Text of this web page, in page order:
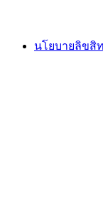
นโยบายลิขสิ